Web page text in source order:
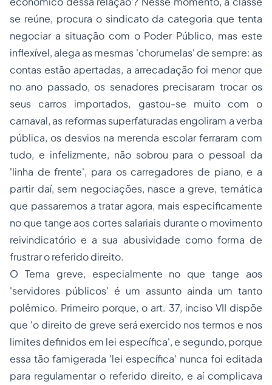
se reúne, procura o sindicato da categoria que tenta
negociar a situação com o Poder Público, mas este
inflexível, alega as mesmas 'chorumelas' de sempre: as
contas estão apertadas, a arrecadação foi menor que
no ano passado, os senadores precisaram trocar os
seus carros importados, gastou-se muito com o
carnaval, as reformas superfaturadas engoliram a verba
pública, os desvios na merenda escolar ferraram com
tudo, e infelizmente, não sobrou para o pessoal da
'linha de frente', para os carregadores de piano, e a
partir daí, sem negociações, nasce a greve, temática
que passaremos a tratar agora, mais especificamente
no que tange aos cortes salariais durante o movimento
reivindicatório e a sua abusividade como forma de
frustrar o referido direito.
O Tema greve, especialmente no que tange aos
'servidores públicos' é um assunto ainda um tanto
polêmico. Primeiro porque, o art. 37, inciso VII dispõe
que 'o direito de greve será exercido nos termos e nos
limites definidos em lei específica', e segundo, porque
essa tão famigerada 'lei específica' nunca foi editada
para regulamentar o referido direito, e aí complicava